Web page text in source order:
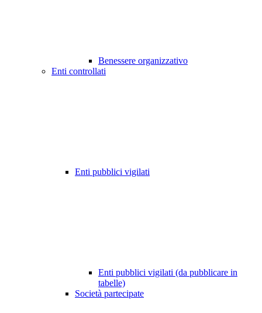
Benessere organizzativo
Enti controllati
Enti pubblici vigilati
Enti pubblici vigilati (da pubblicare in
tabelle)
Società partecipate